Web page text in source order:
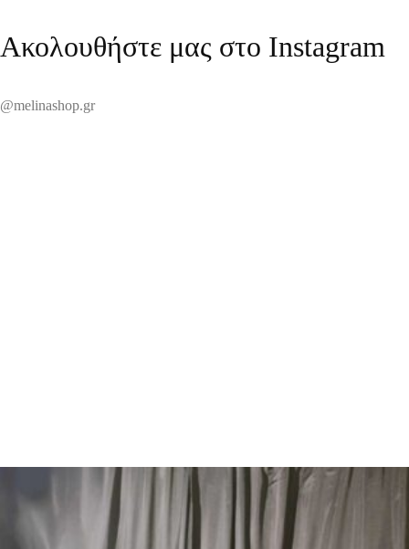
Ακολουθήστε μας στο Instagram
@melinashop.gr